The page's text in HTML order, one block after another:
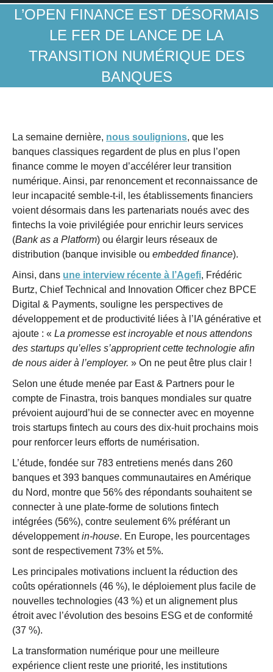
L’OPEN FINANCE EST DÉSORMAIS
LE FER DE LANCE DE LA
TRANSITION NUMÉRIQUE DES
BANQUES
La semaine dernière, nous soulignions, que les
banques classiques regardent de plus en plus l’open
finance comme le moyen d’accélérer leur transition
numérique. Ainsi, par renoncement et reconnaissance de
leur incapacité semble-t-il, les établissements financiers
voient désormais dans les partenariats noués avec des
fintechs la voie privilégiée pour enrichir leurs services
(Bank as a Platform) ou élargir leurs réseaux de
distribution (banque invisible ou embedded finance).
Ainsi, dans une interview récente à l’Agefi, Frédéric
Burtz, Chief Technical and Innovation Officer chez BPCE
Digital & Payments, souligne les perspectives de
développement et de productivité liées à l’IA générative et
ajoute : « La promesse est incroyable et nous attendons
des startups qu’elles s’approprient cette technologie afin
de nous aider à l’employer. » On ne peut être plus clair !
Selon une étude menée par East & Partners pour le
compte de Finastra, trois banques mondiales sur quatre
prévoient aujourd’hui de se connecter avec en moyenne
trois startups fintech au cours des dix-huit prochains mois
pour renforcer leurs efforts de numérisation.
L’étude, fondée sur 783 entretiens menés dans 260
banques et 393 banques communautaires en Amérique
du Nord, montre que 56% des répondants souhaitent se
connecter à une plate-forme de solutions fintech
intégrées (56%), contre seulement 6% préférant un
développementin-house. En Europe, les pourcentages
sont de respectivement 73% et 5%.
Les principales motivations incluent la réduction des
coûts opérationnels (46 %), le déploiement plus facile de
nouvelles technologies (43 %) et un alignement plus
étroit avec l’évolution des besoins ESG et de conformité
(37 %).
La transformation numérique pour une meilleure
expérience client reste une priorité, les institutions